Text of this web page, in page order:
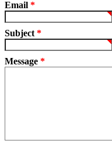
Email *
Subject *
Message *